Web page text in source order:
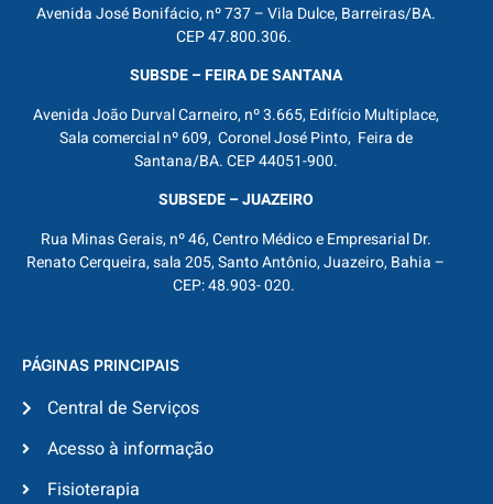
Avenida José Bonifácio, nº 737 – Vila Dulce, Barreiras/BA.
CEP 47.800.306.
SUBSDE – FEIRA DE SANTANA
Avenida João Durval Carneiro, nº 3.665, Edifício Multiplace,
Sala comercial nº 609, Coronel José Pinto, Feira de
Santana/BA. CEP 44051-900.
SUBSEDE – JUAZEIRO
Rua Minas Gerais, nº 46, Centro Médico e Empresarial Dr.
Renato Cerqueira, sala 205, Santo Antônio, Juazeiro, Bahia –
CEP: 48.903- 020.
PÁGINAS PRINCIPAIS
Central de Serviços
Acesso à informação
Fisioterapia